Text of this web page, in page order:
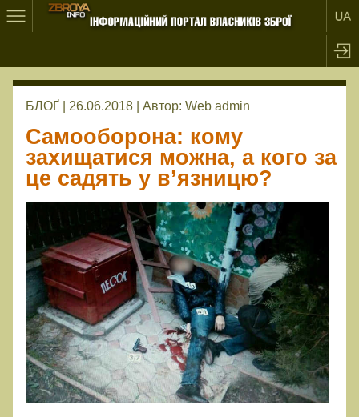
БЛОҐ | 26.06.2018 | Автор: Web admin
Самооборона: кому
захищатися можна, а кого за
це садять у в’язницю?